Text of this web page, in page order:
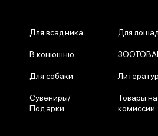
Для всадника Для
В конюшню
Для собаки
Сувениры/
Подарки
Товары на
комиссии